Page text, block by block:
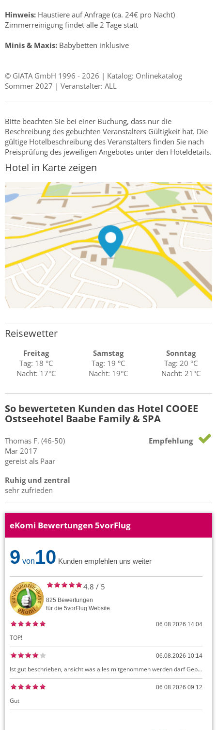
Hinweis: Haustiere auf Anfrage (ca. 24€ pro Nacht)
Zimmerreinigung findet alle 2 Tage statt
Minis & Maxis: Babybetten inklusive
© GIATA GmbH 1996 - 2026 | Katalog: Onlinekatalog
Sommer 2027 | Veranstalter: ALL
Bitte beachten Sie bei einer Buchung, dass nur die
Beschreibung des gebuchten Veranstalters Gültigkeit hat. Die
gültige Hotelbeschreibung des Veranstalters finden Sie nach
Preisprüfung des jeweiligen Angebotes unter den Hoteldetails.
Hotel in Karte zeigen
Reisewetter
Freitag
Tag: 18 °C
Nacht: 17°C
Samstag
Tag: 19 °C
Nacht: 19°C
Sonntag
Tag: 20 °C
Nacht: 21°C
So bewerteten Kunden das Hotel COOEE
Ostseehotel Baabe Family & SPA
Thomas F. (46-50)
Mar 2017
gereist als Paar
Empfehlung
Ruhig und zentral
sehr zufrieden
eKomi Bewertungen 5vorFlug
9 von10 Kunden empfehlen uns weiter
4.8 / 5
825 Bewertungen
für die 5vorFlug Website
06.08.2026 14:04
TOP!
06.08.2026 10:14
Ist gut beschrieben, ansicht was alles mitgenommen werden darf Gepäck dürfte auch kostenloses Handgepäck umfassen, ansonsten sehr easy zu machen
06.08.2026 09:12
Gut